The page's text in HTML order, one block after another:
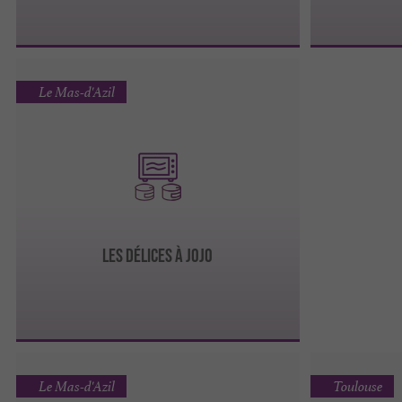
LES DÉLICES À JOJO
Le Mas-d'Azil
Le Mas-d'Azil Toulouse